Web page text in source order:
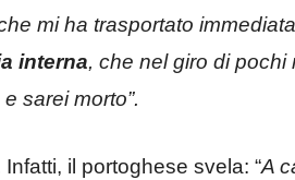
mi ha trasportato
interna, che nel giro di pochi
sarei morto”.
il portoghese svela: “A